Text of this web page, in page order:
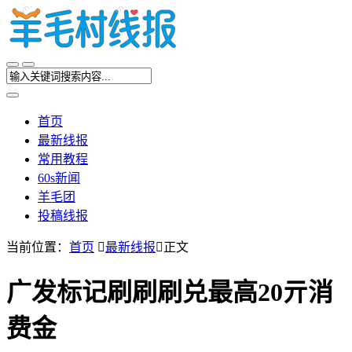
首页
最新线报
常用教程
60s新闻
羊毛团
投稿线报
当前位置： 首页 最新线报正文
广发标记刷刷刷兑最高20亓消
费金